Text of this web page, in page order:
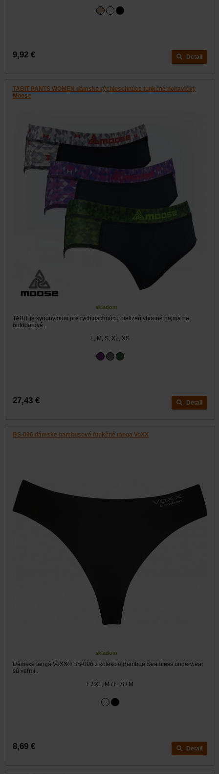
9,92 € Detail
TABIT PANTS WOMEN dámske rýchloschnúce funkčné nohavičky
Moose
skladom
TABIT je synonymum pre rýchloschnúcu bielizeň vhodné najmä na
outdoorové...
L, M, S, XL, XS
27,43 € Detail
BS-006 dámske bambusové funkčné tanga VoXX
skladom
Dámske tangá VoXX® BS-006 z kolekcie Bamboo Seamless underwear
sú veľmi...
L / XL, M / L, S / M
8,69 € Detail